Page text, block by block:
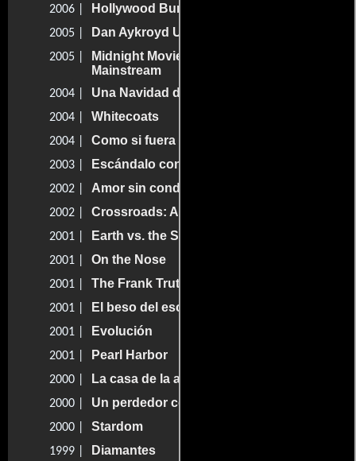
2006 | Hollywood Burn
2005 | Dan Aykroyd Unplugged on UFOs
2005 |
Midnight Movies: From the Margin to the
Mainstream
2004 | Una Navidad de locos
2004 | Whitecoats
2004 | Como si fuera la primera vez
2003 | Escándalo con clase
2002 | Amor sin condiciones
2002 | Crossroads: Amigas para siempre
2001 | Earth vs. the Spider
2001 | On the Nose
2001 | The Frank Truth
2001 | El beso del escorpión
2001 | Evolución
2001 | Pearl Harbor
2000 | La casa de la alegría
2000 | Un perdedor con suerte
2000 | Stardom
1999 | Diamantes